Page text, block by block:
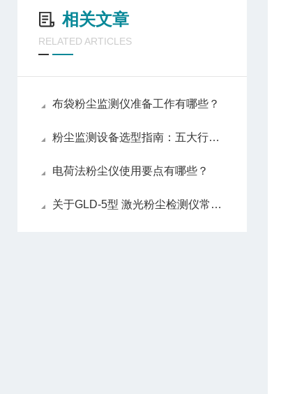
相关文章
RELATED ARTICLES
布袋粉尘监测仪准备工作有哪些？
粉尘监测设备选型指南：五大行业场景拆解与选型核心要求
电荷法粉尘仪使用要点有哪些？
关于GLD-5型 激光粉尘检测仪常见故障处理分析